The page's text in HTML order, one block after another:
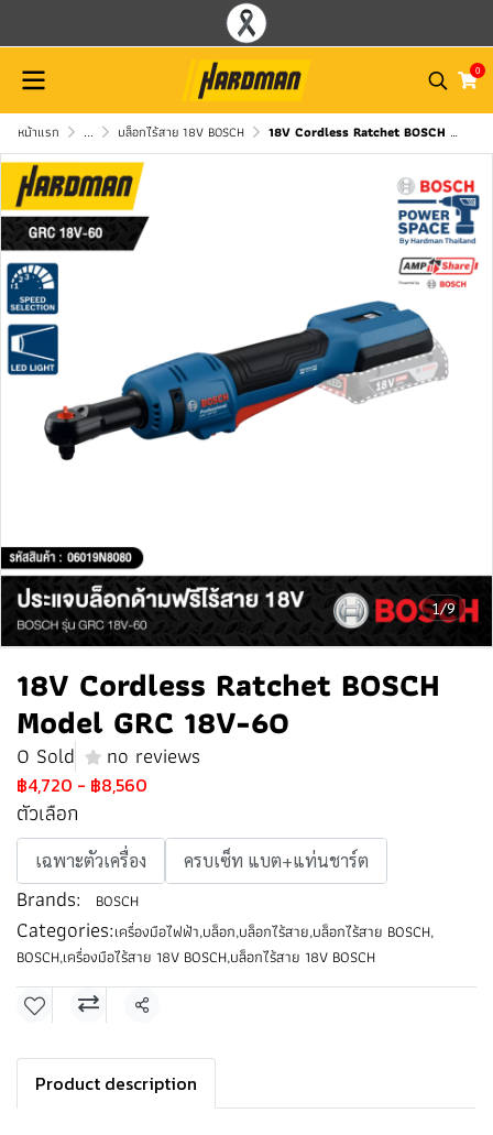
0
หน้าแรก ... บล็อกไร้สาย 18V BOSCH 18V Cordless Ratchet BOSCH Model GRC 18V-60
1/9
18V Cordless Ratchet BOSCH
Model GRC 18V-60
0 Sold no reviews
฿4,720 - ฿8,560
ตัวเลือก
เฉพาะตัวเครื่อง ครบเซ็ท แบต+แท่นชาร์ต
Brands: BOSCH
Categories:เครื่องมือไฟฟ้า,บล็อก,บล็อกไร้สาย,บล็อกไร้สาย BOSCH,
BOSCH,เครื่องมือไร้สาย 18V BOSCH,บล็อกไร้สาย 18V BOSCH
Share
Product description